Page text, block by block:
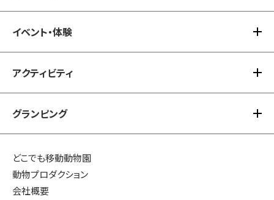
どうぶつ紹介 TOP
カテゴリーなし
イベント・体験
イベント・体験 TOP
プレミアム体験
無料体験
アクティビティ
アクティビティ TOP
冬のアクティビティ
グランピング
グランピング TOP
北海道アニマルグランピング
どこでも移動動物園
動物プロダクション
会社概要